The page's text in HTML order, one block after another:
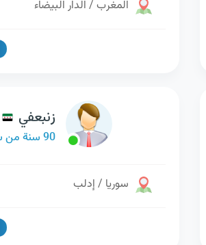
المغرب / الدار البيضاء
زنبعفي
90 سنة من سوريا
سوريا / إدلب